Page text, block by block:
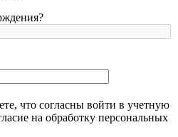
что согласны войти в учетную
на обработку персональных